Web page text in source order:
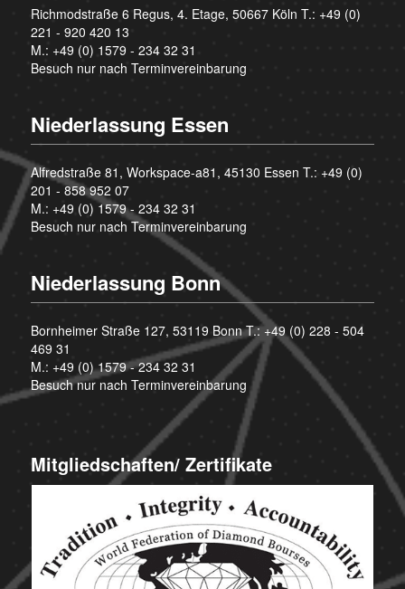
Richmodstraße 6 Regus, 4. Etage, 50667 Köln T.: +49 (0)
221 - 920 420 13
M.: +49 (0) 1579 - 234 32 31
Besuch nur nach Terminvereinbarung
Niederlassung Essen
Alfredstraße 81, Workspace-a81, 45130 Essen T.: +49 (0)
201 - 858 952 07
M.: +49 (0) 1579 - 234 32 31
Besuch nur nach Terminvereinbarung
Niederlassung Bonn
Bornheimer Straße 127, 53119 Bonn T.:+49 (0) 228 - 504
469 31
M.: +49 (0) 1579 - 234 32 31
Besuch nur nach Terminvereinbarung
Mitgliedschaften/ Zertifikate